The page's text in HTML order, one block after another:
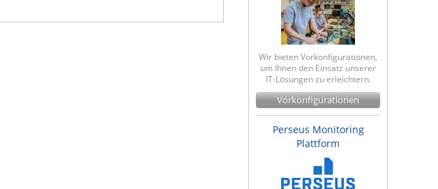
Wir bieten Vorkonfigurationen,
um Ihnen den Einsatz unserer
IT-Lösungen zu erleichtern.
Vorkonfigurationen
Perseus Monitoring
Plattform